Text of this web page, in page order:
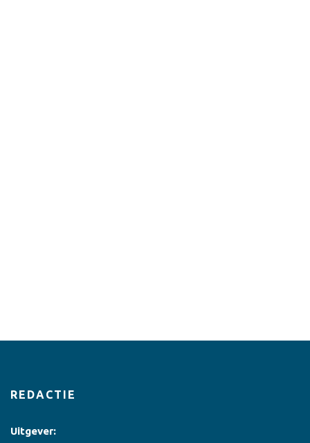
REDACTIE
Uitgever: